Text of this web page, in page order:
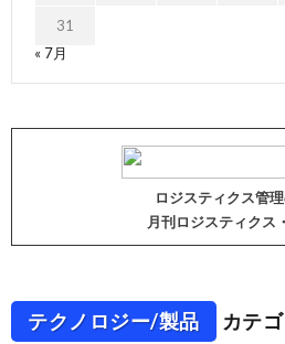
31
« 7月
ロジスティクス管
月刊ロジスティクス
テクノロジー/製品 カテ